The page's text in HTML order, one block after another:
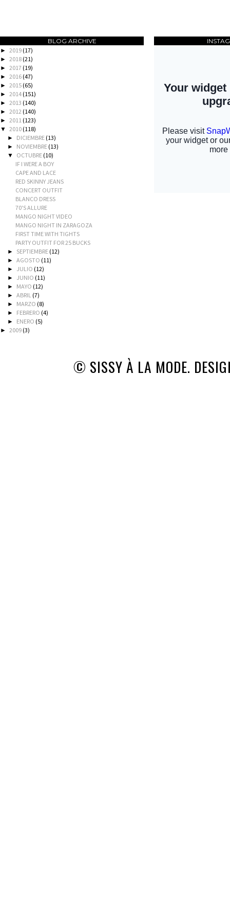
BLOG ARCHIVE
► 2019 (17)
► 2018 (21)
► 2017 (19)
► 2016 (47)
► 2015 (65)
► 2014 (151)
► 2013 (140)
► 2012 (140)
► 2011 (123)
▼ 2010 (118)
► DICIEMBRE (13)
► NOVIEMBRE (13)
▼ OCTUBRE (10)
IF I WERE A BOY
CAPE AND LACE
RED SKINNY JEANS
CONCERT OUTFIT
BLANCO DRESS
70'S ALLURE
MANGO NIGHT VIDEO
MANGO NIGHT IN ZARAGOZA
FIRST TIME WITH TIGHTS
PARTY OUTFIT FOR 25 BUCKS
► SEPTIEMBRE (12)
►AGOSTO (11)
► JULIO (12)
► JUNIO (11)
► MAYO (12)
►ABRIL (7)
► MARZO (8)
► FEBRERO (4)
► ENERO (5)
► 2009 (3)
© SISSY À LA MODE.